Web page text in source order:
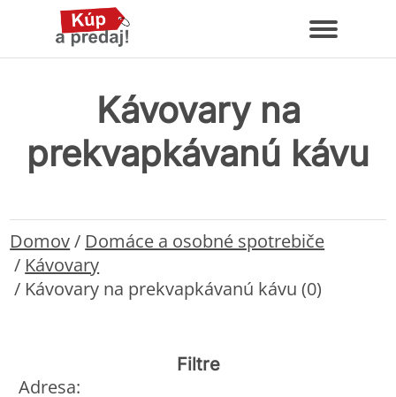
Kávovary na
prekvapkávanú kávu
Domov/ Domáce a osobné spotrebiče
/ Kávovary
/ Kávovary na prekvapkávanú kávu (0)
Filtre
Adresa: